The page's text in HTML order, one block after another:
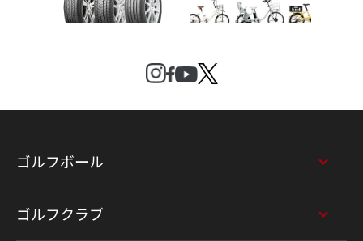
ゴルフボール
ゴルフクラブ